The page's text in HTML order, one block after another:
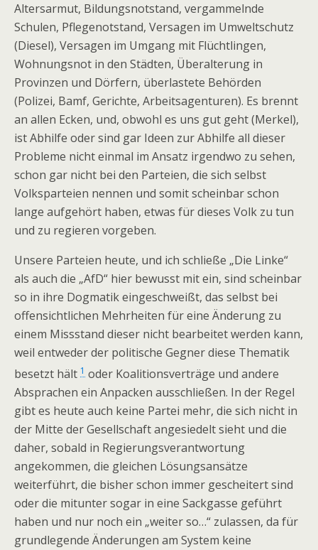
Altersarmut, Bildungsnotstand, vergammelnde
Schulen, Pflegenotstand, Versagen im Umweltschutz
(Diesel), Versagen im Umgang mit Flüchtlingen,
Wohnungsnot in den Städten, Überalterung in
Provinzen und Dörfern, überlastete Behörden
(Polizei, Bamf, Gerichte, Arbeitsagenturen). Es brennt
an allen Ecken, und, obwohl es uns gut geht (Merkel),
ist Abhilfe oder sind gar Ideen zur Abhilfe all dieser
Probleme nicht einmal im Ansatz irgendwo zu sehen,
schon gar nicht bei den Parteien, die sich selbst
Volksparteien nennen und somit scheinbar schon
lange aufgehört haben, etwas für dieses Volk zu tun
und zu regieren vorgeben.
Unsere Parteien heute, und ich schließe „Die Linke“
als auch die „AfD“ hier bewusst mit ein, sind scheinbar
so in ihre Dogmatik eingeschweißt, das selbst bei
offensichtlichen Mehrheiten für eine Änderung zu
einem Missstand dieser nicht bearbeitet werden kann,
weil entweder der politische Gegner diese Thematik
besetzt hält 1 oder Koalitionsverträge und andere
Absprachen ein Anpacken ausschließen. In der Regel
gibt es heute auch keine Partei mehr, die sich nicht in
der Mitte der Gesellschaft angesiedelt sieht und die
daher, sobald in Regierungsverantwortung
angekommen, die gleichen Lösungsansätze
weiterführt, die bisher schon immer gescheitert sind
oder die mitunter sogar in eine Sackgasse geführt
haben und nur noch ein „weiter so…“ zulassen, da für
grundlegende Änderungen am System keine